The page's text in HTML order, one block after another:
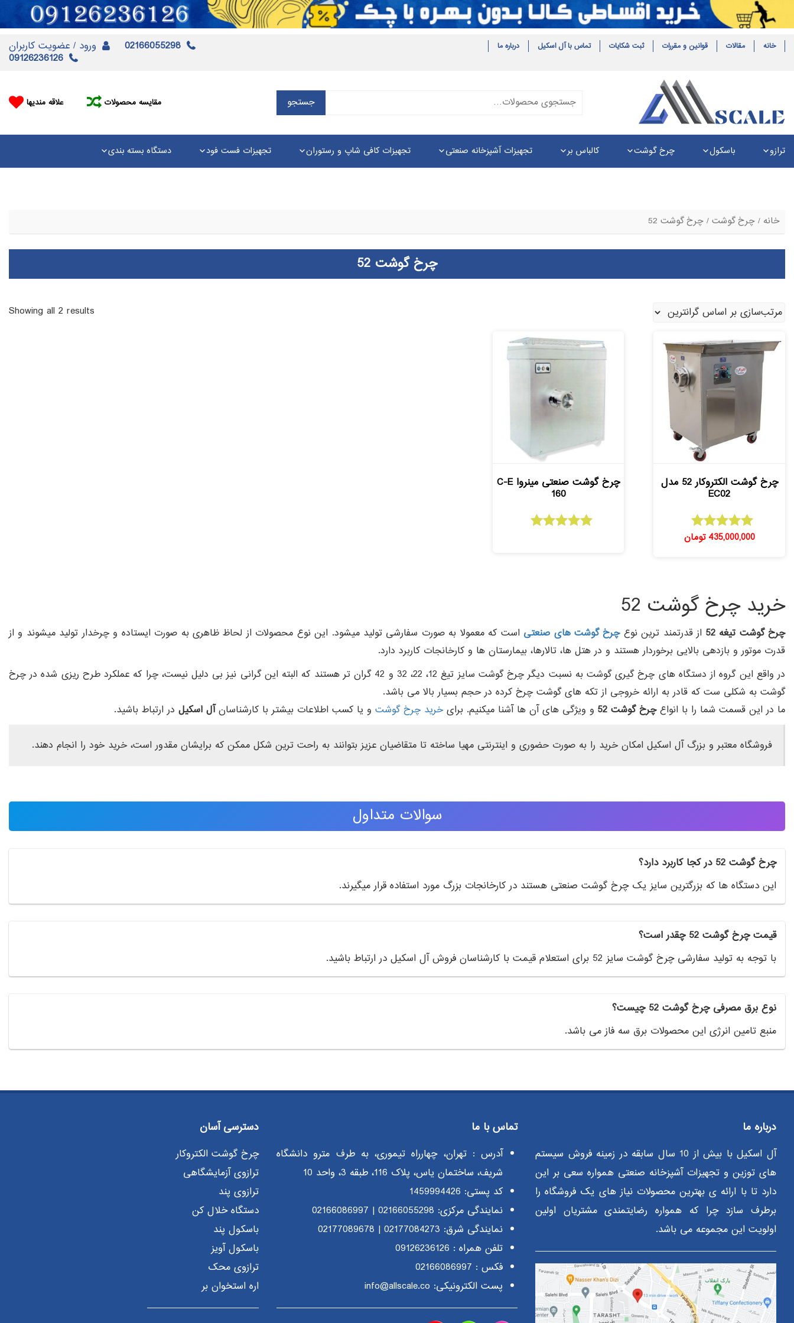
خانه مقالات قوانین و مقررات ثبت شکایات تماس با آل اسکیل درباره ما ورود / عضویت کاربران 02166055298
09126236126
جستجو
برای:
جستجو علاقه مندیها مقایسه محصولات
ترازو باسکول چرخ گوشت کالباس بر تجهیزات آشپزخانه صنعتی تجهیزات کافی شاپ و رستوران تجهیزات فست فود دستگاه بسته بندی
خانه /چرخ گوشت/ چرخ گوشت 52
چرخ گوشت 52
Showing all 2 results
چرخ گوشت الکتروکار 52 مدل
EC02
امتیاز
5.00
435,000,000 تومان
چرخ گوشت صنعتی مینروا C-E
160
خرید چرخ گوشت 52
چرخ گوشت تیغه 52 از قدرتمند ترین نوعچرخ گوشت های صنعتی است که معمولا به صورت سفارشی تولید میشود. این نوع محصولات از لحاظ ظاهری به صورت ایستاده و چرخدار تولید میشوند و از
قدرت موتور و بازدهی بالایی برخوردار هستند و در هتل ها، تالارها، بیمارستان ها و کارخانجات کاربرد دارد.
در واقع این گروه از دستگاه های چرخ گیری گوشت به نسبت دیگر چرخ گوشت سایز تیغ 12، 22، 32 و 42 گران تر هستند که البته این گرانی نیز بی دلیل نیست، چرا که عملکرد طرح ریزی شده در چرخ
گوشت به شکلی ست که قادر به ارائه خروجی از تکه های گوشت چرخ کرده در حجم بسیار بالا می باشد.
ما در این قسمت شما را با انواعچرخ گوشت 52 و ویژگی های آن ها آشنا میکنیم. برای خرید چرخ گوشت و یا کسب اطلاعات بیشتر با کارشناسانآل اسکیل در ارتباط باشید.
فروشگاه معتبر و بزرگ آل اسکیل امکان خرید را به صورت حضوری و اینترنتی مهیا ساخته تا متقاضیان عزیز بتوانند به راحت ترین شکل ممکن که برایشان مقدور است، خرید خود را انجام دهند.
سوالات متداول
چرخ گوشت 52 در کجا کاربرد دارد؟
این دستگاه ها که بزرگترین سایز یک چرخ گوشت صنعتی هستند در کارخانجات بزرگ مورد استفاده قرار میگیرند.
قیمت چرخ گوشت 52 چقدر است؟
با توجه به تولید سفارشی چرخ گوشت سایز 52 برای استعلام قیمت با کارشناسان فروش آل اسکیل در ارتباط باشید.
نوع برق مصرفی چرخ گوشت 52 چیست؟
منبع تامین انرژی این محصولات برق سه فاز می باشد.
درباره ما
آل اسکیل با بیش از 10 سال سابقه در زمینه فروش سیستم
های توزین و تجهیزات آشپزخانه صنعتی همواره سعی بر این
دارد تا با ارائه ی بهترین محصولات نیاز های یک فروشگاه را
برطرف سازد چرا که همواره رضایتمندی مشتریان اولین
اولویت این مجموعه می باشد.
تماس با ما
آدرس : تهران، چهارراه تیموری، به طرف مترو دانشگاه
شریف، ساختمان یاس، پلاک 116، طبقه 3، واحد 10
کد پستی: 1459994426
نمایندگی مرکزی: 02166055298
|
02166086997
نمایندگی شرق: 02177084273
|
02177089678
تلفن همراه : 09126236126
فکس : 02166086997
پست الکترونیکی: info@allscale.co
دسترسی آسان
چرخ گوشت الکتروکار
ترازوی آزمایشگاهی
ترازوی پند
دستگاه خلال کن
باسکول پند
باسکول آویز
ترازوی محک
اره استخوان بر